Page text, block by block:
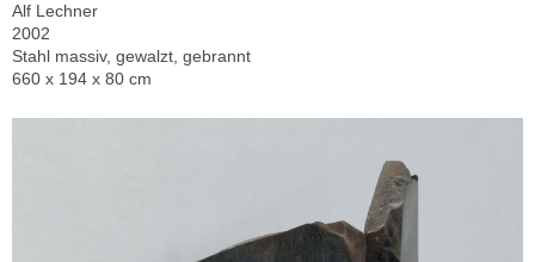
Alf Lechner
2002
Stahl massiv, gewalzt, gebrannt
660 x 194 x 80 cm